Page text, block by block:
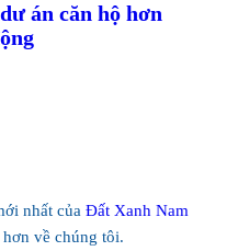
án căn hộ hơn
nhất của Đất Xanh Nam
về chúng tôi.